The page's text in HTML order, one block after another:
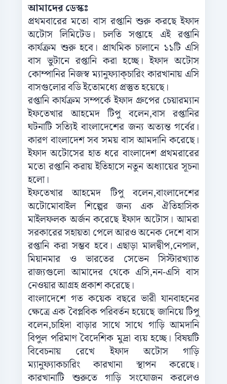
আমাদেরডেস্কঃ
প্রথমবারের মতো বাস রপ্তানি শুরু করছে ইফাদ
অটোস লিমিটেড। চলতি সপ্তাহে এই রপ্তানি
কার্যক্রম শুরু হবে। প্রাথমিক চালানে ১১টি এসি
বাস ভুটানে রপ্তানি করা হচ্ছে। ইফাদ অটোস
কোম্পানিরনিজস্বম্যানুফ্যাক্চারিংকারখানায় এসি
বাসগুলোরবডিইতোমধ্যেপ্রস্তুতহয়েছে।
রপ্তানিকার্যক্রমসম্পর্কেইফাদ গ্রুপের চেয়ারম্যান
ইফতেখার আহমেদ টিপু বলেন,বাস রপ্তানির
ঘটনাটি সত্যিই বাংলাদেশের জন্য অত্যন্ত গর্বের।
কারণবাংলাদেশসবসময়বাসআমদানিকরেছে।
ইফাদ অটোসের হাত ধরে বাংলাদেশ প্রথমরারের
মতো রপ্তানিকরায়ইতিহাসেনতুনঅধ্যায়েরসূচনা
হলো।
ইফতেখার আহমেদ টিপু বলেন,বাংলাদেশের
অটোমোবাইল শিল্পের জন্য এক ঐতিহাসিক
মাইলফলক অর্জন করেছে ইফাদ অটোস। আমরা
সরকারেরসহায়তা পেলেআরওঅনেকদেশেবাস
রপ্তানি করা সম্ভব হবে। এছাড়া মালদ্বীপ,নেপাল,
মিয়ানমার
ও ভারতের সেভেন সিস্টারখ্যাত
রাজ্যগুলো আমাদের থেকে এসি,নন-এসি বাস
নেওয়ারআগ্রহপ্রকাশকরেছে।
বাংলাদেশে গত কয়েক বছরে ভারী যানবাহনের
ক্ষেত্রেএকবৈপ্লবিকপরিবর্তনহয়েছেজানিয়েটিপু
বলেন,চাহিদা বাড়ার সাথে সাথে গাড়ি আমদানি
বিপুল পরিমাণ বৈদেশিক মুদ্রা ব্যয় হচ্ছে। বিষয়টি
বিবেচনায়
রেখে ইফাদ অটোস
গাড়ি
ম্যানুফ্যাকচারিং
কারখানা স্থাপন
করেছে।
কারখানাটি শুরুতে গাড়ি সংযোজন করলেও